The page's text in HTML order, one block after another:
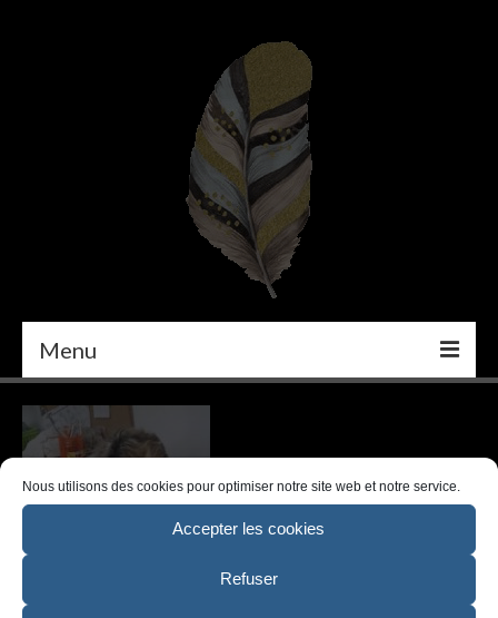
Nous utilisons des cookies pour optimiser notre site web et notre service.
Accepter les cookies
Refuser
Menu
PEINTURE
DÉCORATION INTÉRIEURE
SCULPTURE